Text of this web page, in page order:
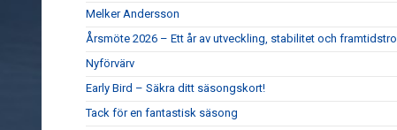
Melker Andersson
Årsmöte 2026 – Ett år av utveckling, stabilitet och framtidstro
Nyförvärv
Early Bird – Säkra ditt säsongskort!
Tack för en fantastisk säsong